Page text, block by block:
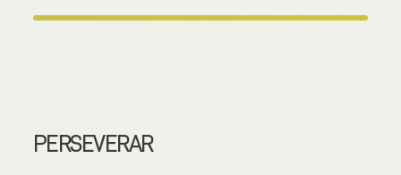
PERSEVERAR